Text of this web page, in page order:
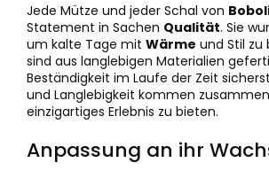
Jede Mütze und jeder Schal von
Statement in Sachen Qualität. Sie
um kalte Tage mit Wärme und Stil zu
sind aus langlebigen Materialien
Beständigkeit im Laufe der Zeit
und Langlebigkeit kommen
einzigartiges Erlebnis zu bieten.
Anpassung an ihr